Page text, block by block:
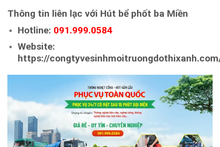
Thông tin liên lạc với Hút bể phốt ba Miền
Hotline: 091.999.0584
Website:
https://